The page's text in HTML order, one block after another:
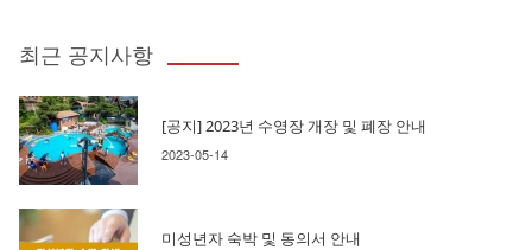
최근 공지사항
[공지] 2023년 수영장 개장 및 폐장 안내
2023-05-14
미성년자 숙박 및 동의서 안내